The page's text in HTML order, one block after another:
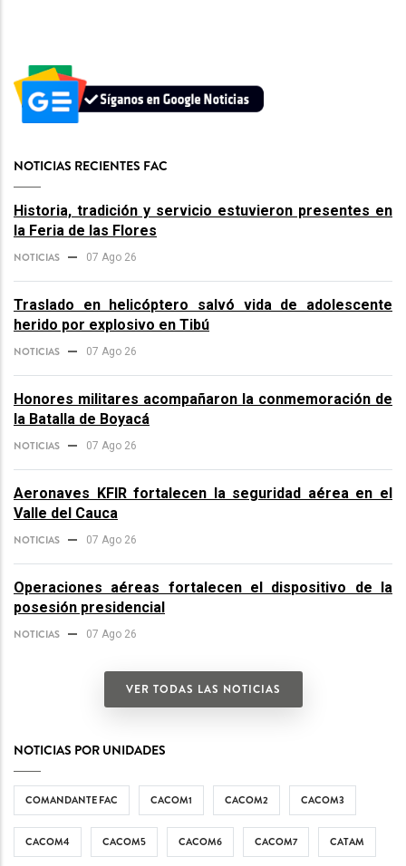
NOTICIAS RECIENTES FAC
Historia, tradición y servicio estuvieron presentes en
la Feria de las Flores
NOTICIAS 07 Ago 26
Traslado en helicóptero salvó vida de adolescente
herido por explosivo en Tibú
NOTICIAS 07 Ago 26
Honores militares acompañaron la conmemoración de
la Batalla de Boyacá
NOTICIAS 07 Ago 26
Aeronaves KFIR fortalecen la seguridad aérea en el
Valle del Cauca
NOTICIAS 07 Ago 26
Operaciones aéreas fortalecen el dispositivo de la
posesión presidencial
NOTICIAS 07 Ago 26
VER TODAS LAS NOTICIAS
NOTICIAS POR UNIDADES
COMANDANTE FAC CACOM1 CACOM2 CACOM3
CACOM4 CACOM5 CACOM6 CACOM7 CATAM